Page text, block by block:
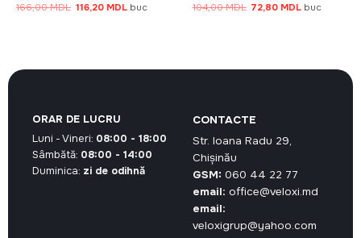
166,00MDL Prețul
inițial
116,20 MDLPrețul
buc
104,00MDL Prețul
inițial
72,80 MDLPrețul
buc
CONTACTE
Str. Ioana Radu 29,
Chișinău
GSM: 060 44 22 77
email: office@veloxi.md
email:
veloxigrup@yahoo.com
ORAR DE LUCRU
Luni - Vineri: 08:00 - 18:00
Sâmbătă: 08:00 - 14:00
Duminica: zi de odihnă